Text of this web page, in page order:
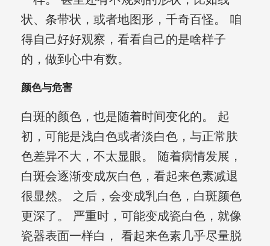
状、条带状，或者地图形，千奇百怪。 咱
得自己好好观察，看看自己的是啥样子
的，做到心中有数。
颜色与危害
白斑的颜色，也是随着时间变化的。 起
初，可能是浅白色或者淡白色，与正常肤
色差异不大，不太显眼。 随着病情发展，
白斑会逐渐变成灰白色，看起来色素减退
很显然。 之后，会变成乳白色，白斑颜色
更深了。 严重时，可能变成瓷白色，就像
瓷器表面一样白， 看起来色素几乎尽量脱